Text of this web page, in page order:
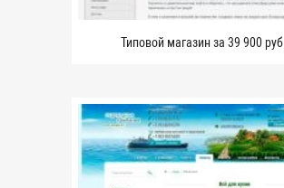
Типовой магазин за 39 900 руб.